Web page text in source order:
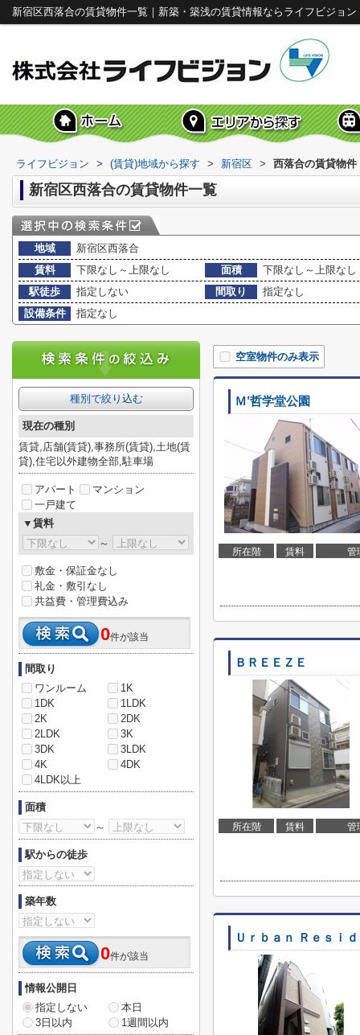
新宿区西落合の賃貸物件一覧｜新築・築浅の賃貸情報ならライフビジョン
ライフビジョン > (賃貸)地域から探す > 新宿区 > 西落合の賃貸物件
新宿区西落合の賃貸物件一覧
地域
新宿区西落合
賃料
下限なし～上限なし 面積
下限なし～上限なし
駅徒歩
指定しない 間取り
指定なし
設備条件
指定なし
空室物件のみ表示
Ｍ’哲学堂公園
所在階 賃料 管
ＢＲＥＥＺＥ
所在階 賃料 管
Ｕｒｂａｎ Ｒｅｓｉ
種別で絞り込む
現在の種別
賃貸,店舗(賃貸),事務所(賃貸),土地(賃
貸),住宅以外建物全部,駐車場
アパート
マンション
一戸建て
▼賃料
～
敷金・保証金なし
礼金・敷引なし
共益費・管理費込み
0件が該当
間取り
ワンルーム
1K
1DK
1LDK
2K
2DK
2LDK
3K
3DK
3LDK
4K
4DK
4LDK以上
面積
～
駅からの徒歩
築年数
0件が該当
情報公開日
指定しない
本日
3日以内
1週間以内